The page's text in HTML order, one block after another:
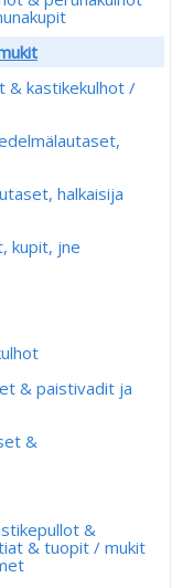
& kastikekulhot /
halkaisija
kupit, jne
& paistivadit ja
&
&
& tuopit / mukit